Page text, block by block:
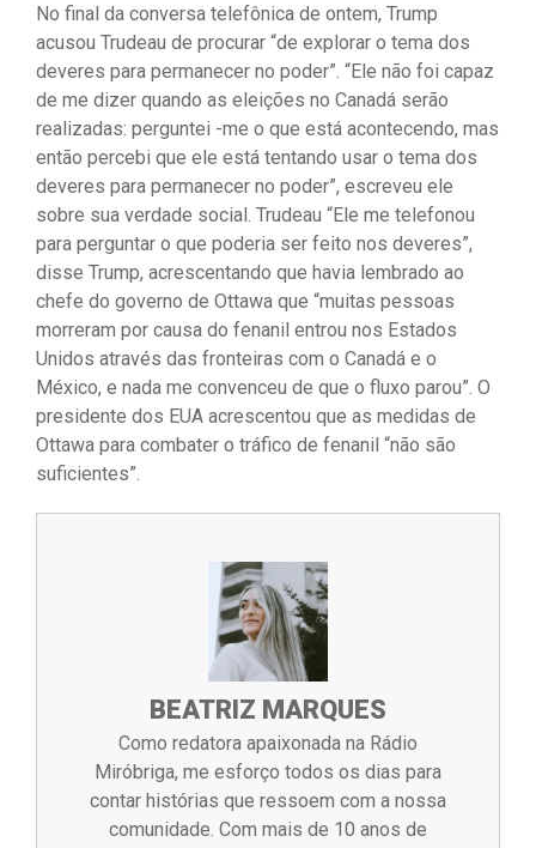
No final da conversa telefônica de ontem, Trump
acusou Trudeau de procurar “de explorar o tema dos
deveres para permanecer no poder”. “Ele não foi capaz
de me dizer quando as eleições no Canadá serão
realizadas: perguntei -me o que está acontecendo, mas
então percebi que ele está tentando usar o tema dos
deveres para permanecer no poder”, escreveu ele
sobre sua verdade social. Trudeau “Ele me telefonou
para perguntar o que poderia ser feito nos deveres”,
disse Trump, acrescentando que havia lembrado ao
chefe do governo de Ottawa que “muitas pessoas
morreram por causa do fenanil entrou nos Estados
Unidos através das fronteiras com o Canadá e o
México, e nada me convenceu de que o fluxo parou”. O
presidente dos EUA acrescentou que as medidas de
Ottawa para combater o tráfico de fenanil “não são
suficientes”.
BEATRIZ MARQUES
Como redatora apaixonada na Rádio
Miróbriga, me esforço todos os dias para
contar histórias que ressoem com a nossa
comunidade. Com mais de 10 anos de